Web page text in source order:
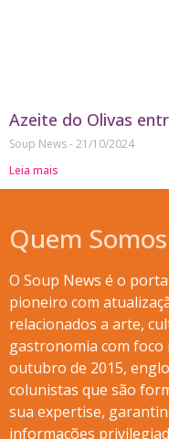
Azeite do Olivas
Soup News 21/10/2024
Leia mais
Quem Somos
O Soup News é o
pioneiro com
relacionados a arte,
gastronomia com foco
outubro de 2015,
colunistas que são
sua expertise,
informações